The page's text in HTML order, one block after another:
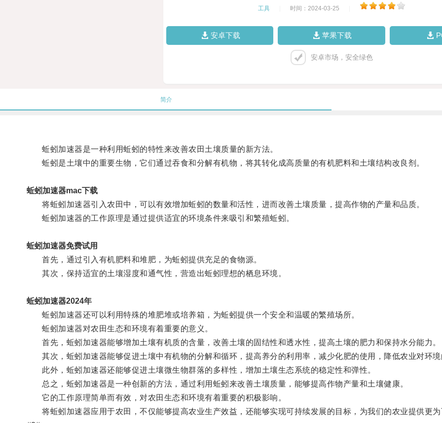
工具 时间：2024-03-25
安卓下载 苹果下载
安卓市场，安全绿色
简介
蚯蚓加速器是一种利用蚯蚓的特性来改善农田土壤质量的新方法。
蚯蚓是土壤中的重要生物，它们通过吞食和分解有机物，将其转化成高质量的有机肥料和土壤结构改良剂。
蚯蚓加速器mac下载
将蚯蚓加速器引入农田中，可以有效增加蚯蚓的数量和活性，进而改善土壤质量，提高作物的产量和品质。
蚯蚓加速器的工作原理是通过提供适宜的环境条件来吸引和繁殖蚯蚓。
蚯蚓加速器免费试用
首先，通过引入有机肥料和堆肥，为蚯蚓提供充足的食物源。
其次，保持适宜的土壤湿度和通气性，营造出蚯蚓理想的栖息环境。
蚯蚓加速器2024年
蚯蚓加速器还可以利用特殊的堆肥堆或培养箱，为蚯蚓提供一个安全和温暖的繁殖场所。
蚯蚓加速器对农田生态和环境有着重要的意义。
首先，蚯蚓加速器能够增加土壤有机质的含量，改善土壤的固结性和透水性，提高土壤的肥力和保持水分能力。
其次，蚯蚓加速器能够促进土壤中有机物的分解和循环，提高养分的利用率，减少化肥的使用，降低农业对环境
此外，蚯蚓加速器还能够促进土壤微生物群落的多样性，增加土壤生态系统的稳定性和弹性。
总之，蚯蚓加速器是一种创新的方法，通过利用蚯蚓来改善土壤质量，能够提高作物产量和土壤健康。
它的工作原理简单而有效，对农田生态和环境有着重要的积极影响。
将蚯蚓加速器应用于农田，不仅能够提高农业生产效益，还能够实现可持续发展的目标，为我们的农业提供更为